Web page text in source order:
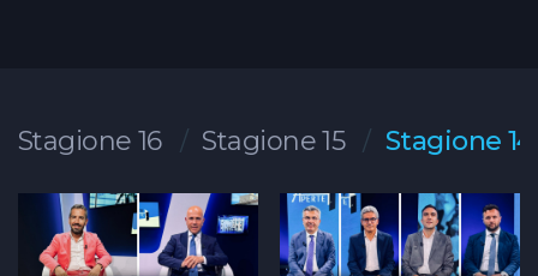
Stagione 16 Stagione 15 Stagione 14